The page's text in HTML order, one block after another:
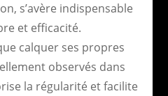
s’avère indispensable
et efficacité.
calquer ses propres
observés dans
la régularité et facilite